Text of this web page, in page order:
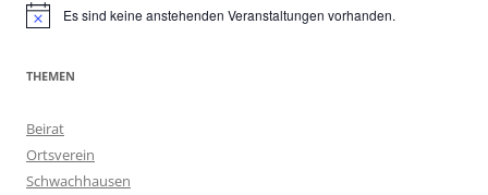
HinweisEs sind keine anstehenden Veranstaltungen vorhanden.
THEMEN
Beirat
Ortsverein
Schwachhausen